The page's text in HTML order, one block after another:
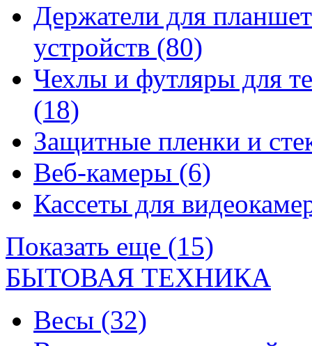
Держатели для
устройств (80)
Чехлы и футляры для
(18)
Защитные пленки и
Веб-камеры (6)
Кассеты для
Показать еще (15)
БЫТОВАЯ ТЕХНИКА
Весы (32)